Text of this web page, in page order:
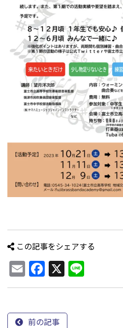
この記事をシェアする
EmailFacebook
X
前の記事